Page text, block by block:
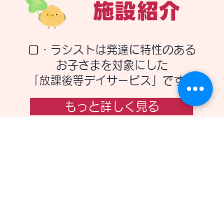
施設紹介
ロ・ラシストは発達に特性のある
お子さまを対象にした
​「放課後等デイサービス」です。
もっと詳しく見る